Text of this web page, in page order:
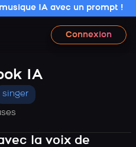
IA avec un prompt !
Connexion
IA
singer
la voix de